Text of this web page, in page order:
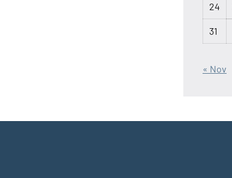
24
31
« Nov